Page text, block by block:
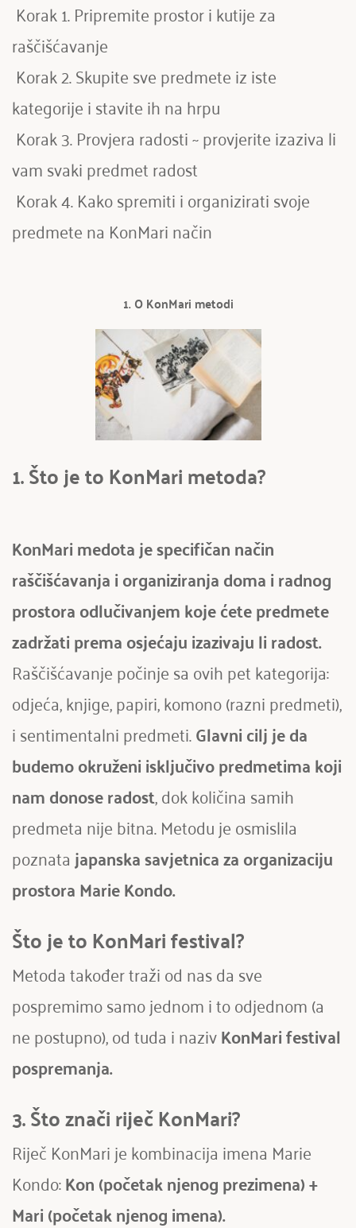
raščišćavanje
Korak 2. Skupite sve predmete iz iste
kategorije i stavite ih na hrpu
vam svaki predmet radost
predmete na KonMari način
1. O KonMari metodi
1. Što je to KonMari metoda?
KonMari medota je specifičan način
raščišćavanja i organiziranja doma i radnog
prostora odlučivanjem koje ćete predmete
Raščišćavanje počinje sa ovih pet kategorija:
odjeća, knjige, papiri, komono (razni predmeti),
i sentimentalni predmeti. Glavni cilj je da
budemo okruženi isključivo predmetima koji
namdonose radost, dok količina samih
predmeta nije bitna. Metodu je osmislila
poznata japanska savjetnica za organizaciju
prostora Marie Kondo.
Što je to KonMari festival?
Metoda također traži od nas da sve
pospremimo samo jednom i to odjednom (a
ne postupno), od tuda i naziv KonMari festival
pospremanja.
3. Što znači riječ KonMari?
Riječ KonMari je kombinacija imena Marie
Kondo: Kon (početak njenog prezimena) +
Mari (početak njenog imena).